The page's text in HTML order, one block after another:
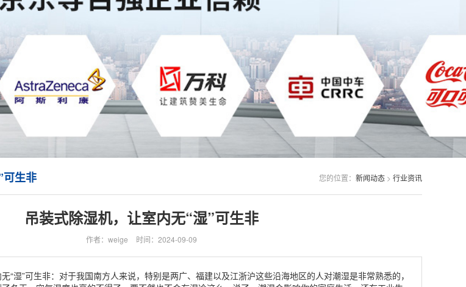
您的位置： 新闻动态 > 行业资讯
可生非
吊装式除湿机，让室内无“湿”可生非
作者：weige 时间：2024-09-09
“湿”可生非：对于我国南方人来说，特别是两广、福建以及江浙沪这些沿海地区的人对潮湿是非常熟悉的，